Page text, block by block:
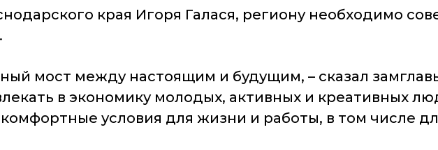
края Игоря Галася, региону необходимо
мост между настоящим и будущим, – сказал
в экономику молодых, активных и креативных
условия для жизни и работы, в том числе